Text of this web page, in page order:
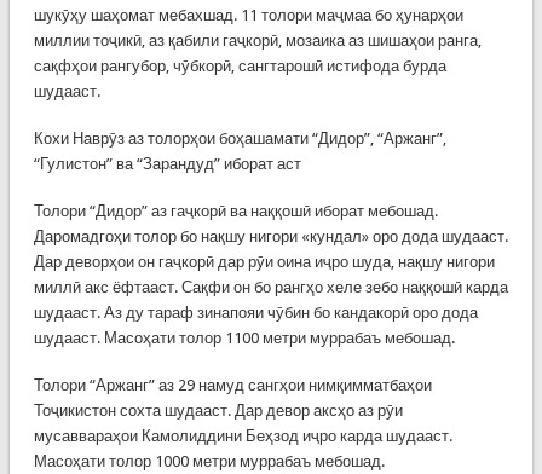
шукӯҳу шаҳомат мебахшад. 11 толори маҷмаа бо ҳунарҳои
миллии тоҷикӣ, аз қабили гаҷкорӣ, мозаика аз шишаҳои ранга,
сақфҳои рангубор, чӯбкорӣ, сангтарошӣ истифода бурда
шудааст.
Кохи Наврӯз аз толорҳои боҳашамати “Дидор”, “Аржанг”,
“Гулистон” ва “Зарандуд” иборат аст
Толори “Дидор” аз гаҷкорӣ ва наққошӣ иборат мебошад.
Даромадгоҳи толор бо нақшу нигори «кундал» оро дода шудааст.
Дар деворҳои он гаҷкорӣ дар рӯи оина иҷро шуда, нақшу нигори
миллӣ акс ёфтааст. Сақфи он бо рангҳо хеле зебо наққошӣ карда
шудааст. Аз ду тараф зинапояи чӯбин бо кандакорӣ оро дода
шудааст. Масоҳати толор 1100 метри муррабаъ мебошад.
Толори “Аржанг” аз 29 намуд сангҳои нимқимматбаҳои
Тоҷикистон сохта шудааст. Дар девор аксҳо аз рӯи
мусаввараҳои Камолиддини Беҳзод иҷро карда шудааст.
Масоҳати толор 1000 метри муррабаъ мебошад.